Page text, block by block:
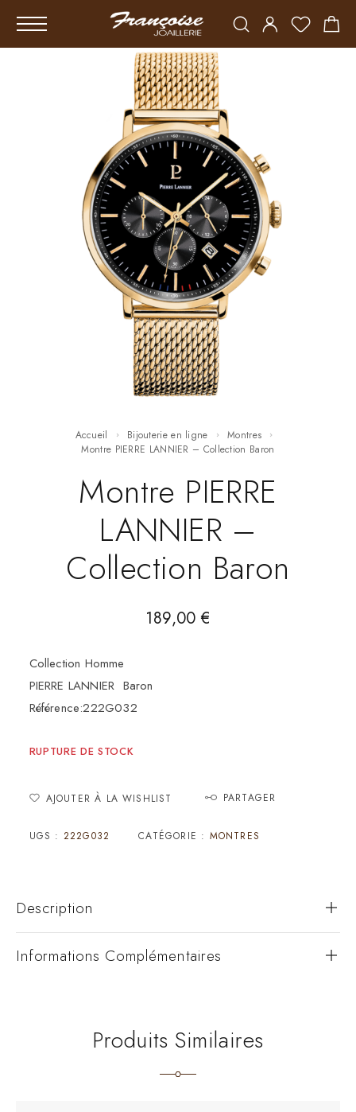
Accueil Bijouterie en ligne
Montres
Montre PIERRE LANNIER – Collection Baron
Montre PIERRE
LANNIER –
Collection Baron
189,00€
Collection Homme
PIERRE LANNIER Baron
Référence:222G032
RUPTURE DE STOCK
AJOUTER À LA WISHLIST PARTAGER
UGS : 222G032 CATÉGORIE : MONTRES
Description
Informations Complémentaires
Produits Similaires